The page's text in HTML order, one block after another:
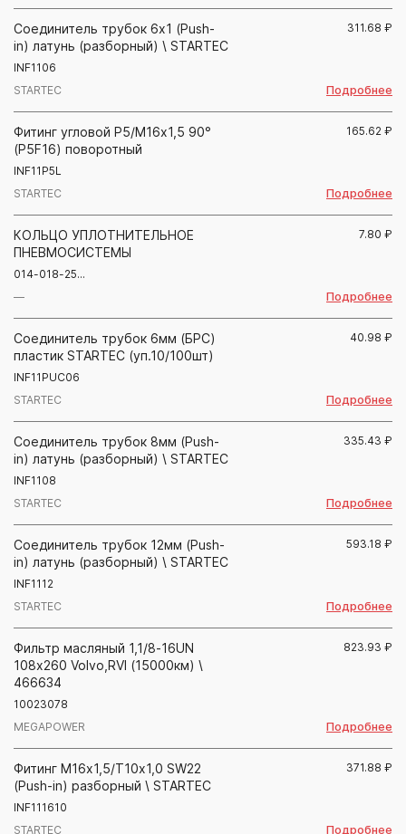
Соединитель трубок 6х1 (Push-
in) латунь (разборный) \ STARTEC
INF1106
STARTEC
311.68 ₽
Подробнее
Фитинг угловой Р5/М16х1,5 90°
(P5F16) поворотный
INF11P5L
STARTEC
165.62 ₽
Подробнее
КОЛЬЦО УПЛОТНИТЕЛЬНОЕ
ПНЕВМОСИСТЕМЫ
014-018-25...
—
7.80 ₽
Подробнее
Соединитель трубок 6мм (БРС)
пластик STARTEC (уп.10/100шт)
INF11PUC06
STARTEC
40.98 ₽
Подробнее
Соединитель трубок 8мм (Push-
in) латунь (разборный) \ STARTEC
INF1108
STARTEC
335.43 ₽
Подробнее
Соединитель трубок 12мм (Push-
in) латунь (разборный) \ STARTEC
INF1112
STARTEC
593.18 ₽
Подробнее
Фильтр масляный 1,1/8-16UN
108х260 Volvo,RVI (15000км) \
466634
10023078
MEGAPOWER
823.93 ₽
Подробнее
Фитинг М16х1,5/Т10х1,0 SW22
(Push-in) разборный \ STARTEC
INF111610
STARTEC
371.88 ₽
Подробнее